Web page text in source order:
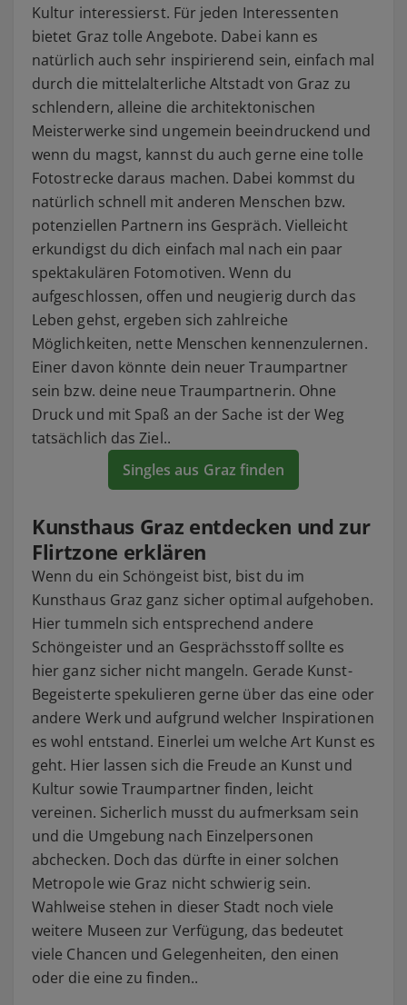
Kultur interessierst. Für jeden Interessenten
bietet Graz tolle Angebote. Dabei kann es
natürlich auch sehr inspirierend sein, einfach mal
durch die mittelalterliche Altstadt von Graz zu
schlendern, alleine die architektonischen
Meisterwerke sind ungemein beeindruckend und
wenn du magst, kannst du auch gerne eine tolle
Fotostrecke daraus machen. Dabei kommst du
natürlich schnell mit anderen Menschen bzw.
potenziellen Partnern ins Gespräch. Vielleicht
erkundigst du dich einfach mal nach ein paar
spektakulären Fotomotiven. Wenn du
aufgeschlossen, offen und neugierig durch das
Leben gehst, ergeben sich zahlreiche
Möglichkeiten, nette Menschen kennenzulernen.
Einer davon könnte dein neuer Traumpartner
sein bzw. deine neue Traumpartnerin. Ohne
Druck und mit Spaß an der Sache ist der Weg
tatsächlich das Ziel..
Singles aus Graz finden
Kunsthaus Graz entdecken und zur
Flirtzone erklären
Wenn du ein Schöngeist bist, bist du im
Kunsthaus Graz ganz sicher optimal aufgehoben.
Hier tummeln sich entsprechend andere
Schöngeister und an Gesprächsstoff sollte es
hier ganz sicher nicht mangeln. Gerade Kunst-
Begeisterte spekulieren gerne über das eine oder
andere Werk und aufgrund welcher Inspirationen
es wohl entstand. Einerlei um welche Art Kunst es
geht. Hier lassen sich die Freude an Kunst und
Kultur sowie Traumpartner finden, leicht
vereinen. Sicherlich musst du aufmerksam sein
und die Umgebung nach Einzelpersonen
abchecken. Doch das dürfte in einer solchen
Metropole wie Graz nicht schwierig sein.
Wahlweise stehen in dieser Stadt noch viele
weitere Museen zur Verfügung, das bedeutet
viele Chancen und Gelegenheiten, den einen
oder die eine zu finden..